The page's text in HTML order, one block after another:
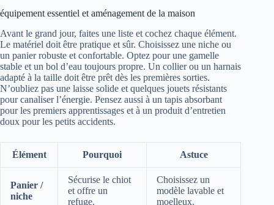
équipement essentiel et aménagement de la maison
Avant le grand jour, faites une liste et cochez chaque élément.
Le matériel doit être pratique et sûr. Choisissez une niche ou
un panier robuste et confortable. Optez pour une gamelle
stable et un bol d’eau toujours propre. Un collier ou un harnais
adapté à la taille doit être prêt dès les premières sorties.
N’oubliez pas une laisse solide et quelques jouets résistants
pour canaliser l’énergie. Pensez aussi à un tapis absorbant
pour les premiers apprentissages et à un produit d’entretien
doux pour les petits accidents.
Élément Pourquoi Astuce
Panier /
niche
Sécurise le chiot
et offre un
refuge.
Choisissez un
modèle lavable et
moelleux.